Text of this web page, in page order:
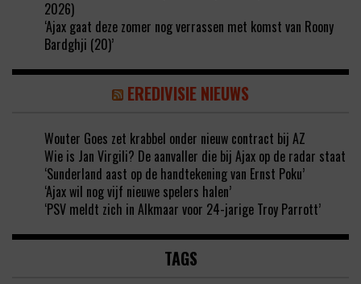
2026)
‘Ajax gaat deze zomer nog verrassen met komst van Roony
Bardghji (20)’
EREDIVISIE NIEUWS
Wouter Goes zet krabbel onder nieuw contract bij AZ
Wie is Jan Virgili? De aanvaller die bij Ajax op de radar staat
‘Sunderland aast op de handtekening van Ernst Poku’
‘Ajax wil nog vijf nieuwe spelers halen’
‘PSV meldt zich in Alkmaar voor 24-jarige Troy Parrott’
TAGS